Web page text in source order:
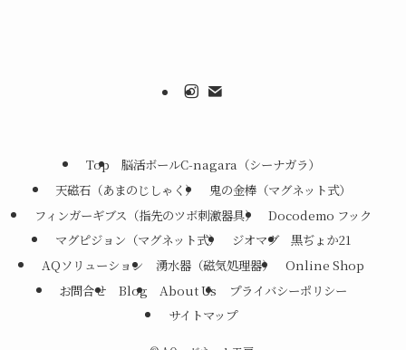
Top
脳活ボールC-nagara（シーナガラ）
天磁石（あまのじしゃく）
鬼の金棒（マグネット式）
フィンガーギブス（指先のツボ刺激器具）
Docodemo フック
マグピジョン（マグネット式）
ジオマグ
黒ぢょか21
AQソリューション
湧水器（磁気処理器）
Online Shop
お問合せ
Blog About Us
プライバシーポリシー
サイトマップ